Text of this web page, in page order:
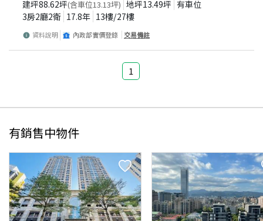
建坪88.62坪(含車位13.13坪) 地坪13.49坪 有車位
3房2廳2衛 17.8年 13樓/27樓
資料說明 內政部實價登錄 交易備註
1
有銷售中物件